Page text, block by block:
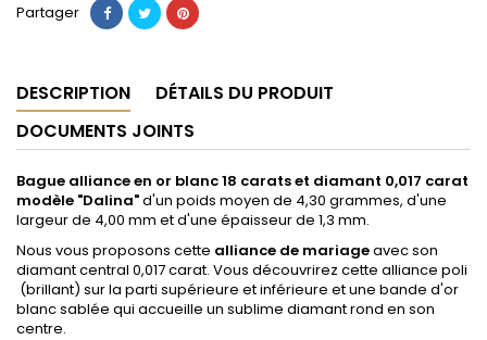
Partager
DESCRIPTION
DÉTAILS DU PRODUIT
DOCUMENTS JOINTS
Bague alliance en or blanc 18 carats et diamant 0,017 carat
modèle "Dalina"d'un poids moyen de 4,30 grammes, d'une
largeur de 4,00 mm et d'une épaisseur de 1,3 mm.
Nous vous proposons cette alliance de mariageavec son
diamant central 0,017 carat. Vous découvrirez cette alliance poli
(brillant) sur la parti supérieure et inférieure et une bande d'or
blanc sablée qui accueille un sublime diamant rond en son
centre.